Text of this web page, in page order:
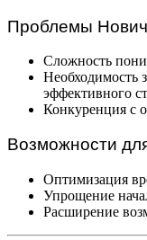
Проблемы
Сложность
Необходимость
эффективного
Конкуренция с
Возможности
Оптимизация
Упрощение
Расширение